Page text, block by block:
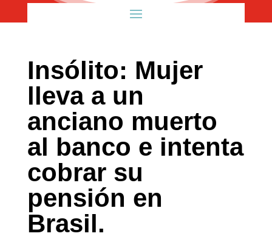
Insólito: Mujer
lleva a un
anciano muerto
al banco e intenta
cobrar su
pensión en
Brasil.